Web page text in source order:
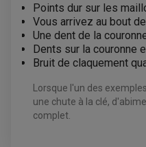
Points dur sur les
Vous arrivez au bout
Une dent de la
Dents sur la couronne
Bruit de claquement
Lorsque l'un des
une chute à la clé,
complet.